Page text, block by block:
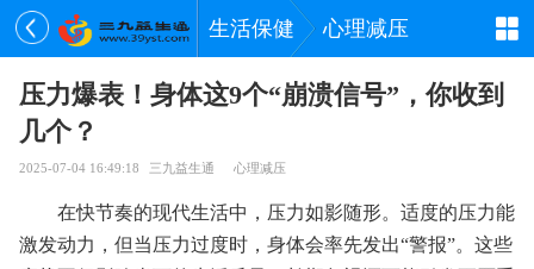
生活保健 心理减压
压力爆表！身体这9个“崩溃信号”，你收到
几个？
2025-07-04 16:49:18 三九益生通 心理减压
在快节奏的现代生活中，压力如影随形。适度的压力能
激发动力，但当压力过度时，身体会率先发出“警报”。这些